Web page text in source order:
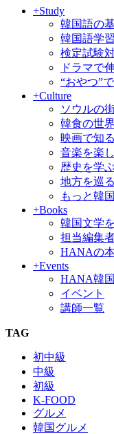
+Study
韓国語の
韓国語学
検定試験
ドラマで
“おやつ”
+Culture
ソウルの
韓食の世界
映画で知
音楽を楽
歴史を学ぶ
地方を巡る
もっと韓
+Books
韓国文学
担当編集
HANAの
+Events
HANA韓
イベント
講師一覧
TAG
初中級
中級
初級
K-FOOD
グルメ
韓国グルメ